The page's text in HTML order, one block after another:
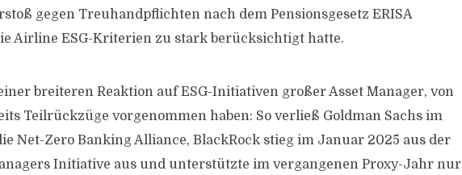
gegen Treuhandpflichten nach dem Pensionsgesetz ERISA
Airline ESG-Kriterien zu stark berücksichtigt hatte.
breiteren Reaktion auf ESG-Initiativen großer Asset Manager, von
Teilrückzüge vorgenommen haben: So verließ Goldman Sachs im
Net-Zero Banking Alliance, BlackRock stieg im Januar 2025 aus der
Initiative aus und unterstützte im vergangenen Proxy-Jahr nur